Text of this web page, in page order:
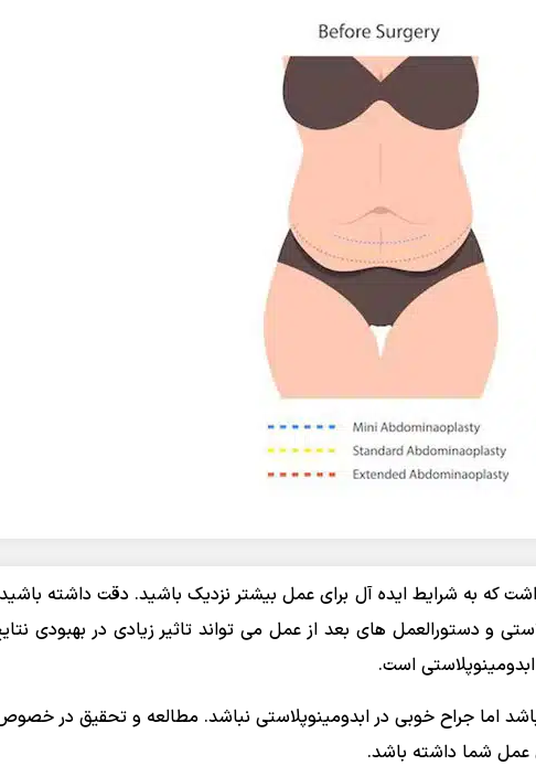
که به شرایط ایده آل برای عمل بیشتر نزدیک باشید. دقت داشته
و دستورالعمل های بعد از عمل می تواند تاثیر زیادی در بهبودی
است.
اما جراح خوبی در ابدومینوپلاستی نباشد. مطالعه و تحقیق در
عمل شما داشته باشد.